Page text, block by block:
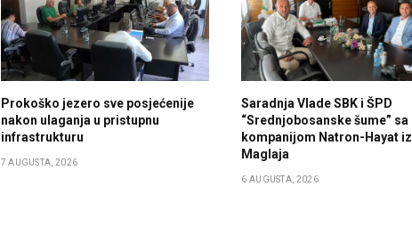
Prokoško jezero sve posjećenije
nakon ulaganja u pristupnu
infrastrukturu
7 AUGUSTA, 2026
Saradnja Vlade SBK i ŠPD
“Srednjobosanske šume” sa
kompanijom Natron-Hayat iz
Maglaja
6 AUGUSTA, 2026